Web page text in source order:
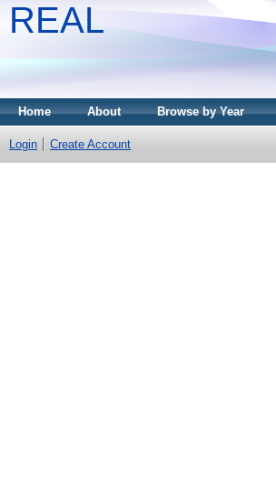
REAL
Home About Browse by Year
Login Create Account